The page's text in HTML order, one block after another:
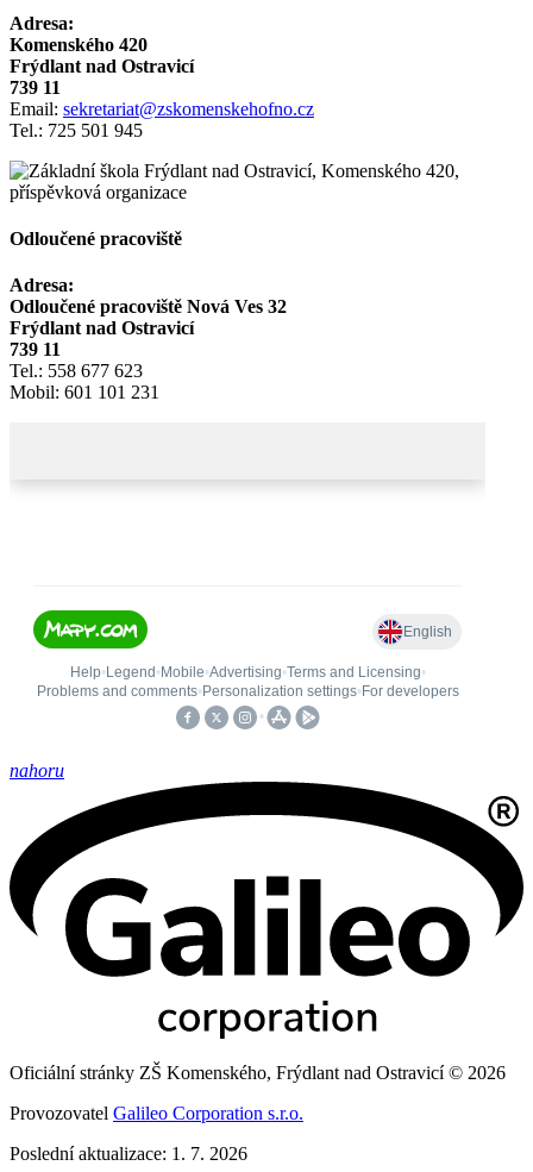
Adresa:
Komenského 420
Frýdlant nad Ostravicí
739 11
Email: sekretariat@zskomenskehofno.cz
Tel.: 725 501 945
Odloučené pracoviště
Adresa:
Odloučené pracoviště Nová Ves 32
Frýdlant nad Ostravicí
739 11
Tel.: 558 677 623
Mobil: 601 101 231
nahoru
Oficiální stránky ZŠ Komenského, Frýdlant nad Ostravicí © 2026
Provozovatel Galileo Corporation s.r.o.
Poslední aktualizace: 1. 7. 2026